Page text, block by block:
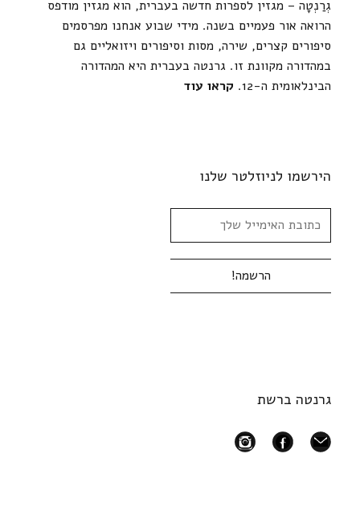
גְרַנְטָה – מגזין לספרות חדשה בעברית, הוא מגזין מודפס
הרואה אור פעמיים בשנה. מידי שבוע אנחנו מפרסמים
סיפורים קצרים, שירה, מסות וסיפורים ויזואליים גם
במהדורה מקוונת זו. גרנטה בעברית היא המהדורה
הבינלאומית ה-12.
קראו עוד
הירשמו לניוזלטר שלנו
גרנטה ברשת
mail
facebook
instagram